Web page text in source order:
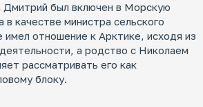
был включен в Морскую
качестве министра сельского
имел отношение к Арктике, исходя из
а родство с Николаем
рассматривать его как
блоку.